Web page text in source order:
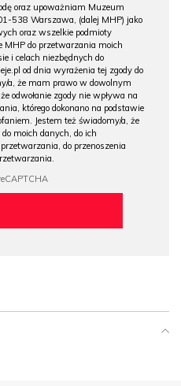
oraz upoważniam Muzeum
538 Warszawa, (dalej MHP) jako
oraz wszelkie podmioty
MHP do przetwarzania moich
i celach niezbędnych do
od dnia wyrażenia tej zgody do
a, że mam prawo w dowolnym
odwołanie zgody nie wpływa na
którego dokonano na podstawie
Jestem też świadomy/a, że
moich danych, do ich
do przenoszenia